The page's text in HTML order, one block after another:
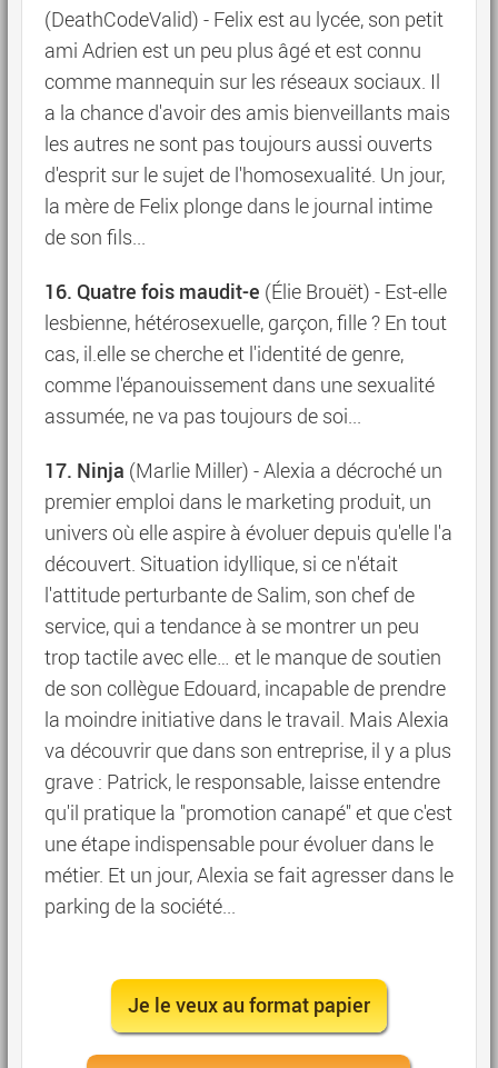
(DeathCodeValid) - Felix est au lycée, son petit
ami Adrien est un peu plus âgé et est connu
comme mannequin sur les réseaux sociaux. Il
a la chance d'avoir des amis bienveillants mais
les autres ne sont pas toujours aussi ouverts
d'esprit sur le sujet de l'homosexualité. Un jour,
la mère de Felix plonge dans le journal intime
de son fils...
16. Quatre fois maudit-e (Élie Brouët) - Est-elle
lesbienne, hétérosexuelle, garçon, fille ? En tout
cas, il.elle se cherche et l'identité de genre,
comme l'épanouissement dans une sexualité
assumée, ne va pas toujours de soi...
17. Ninja (Marlie Miller) - Alexia a décroché un
premier emploi dans le marketing produit, un
univers où elle aspire à évoluer depuis qu'elle l'a
découvert. Situation idyllique, si ce n'était
l'attitude perturbante de Salim, son chef de
service, qui a tendance à se montrer un peu
trop tactile avec elle… et le manque de soutien
de son collègue Edouard, incapable de prendre
la moindre initiative dans le travail. Mais Alexia
va découvrir que dans son entreprise, il y a plus
grave : Patrick, le responsable, laisse entendre
qu'il pratique la "promotion canapé" et que c'est
une étape indispensable pour évoluer dans le
métier. Et un jour, Alexia se fait agresser dans le
parking de la société...
Je le veux au format papier